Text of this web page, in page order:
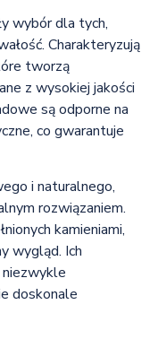
wybór dla tych,
Charakteryzują
tworzą
z wysokiej jakości
są odporne na
co gwarantuje
i naturalnego,
rozwiązaniem.
kamieniami,
wygląd. Ich
niezwykle
doskonale